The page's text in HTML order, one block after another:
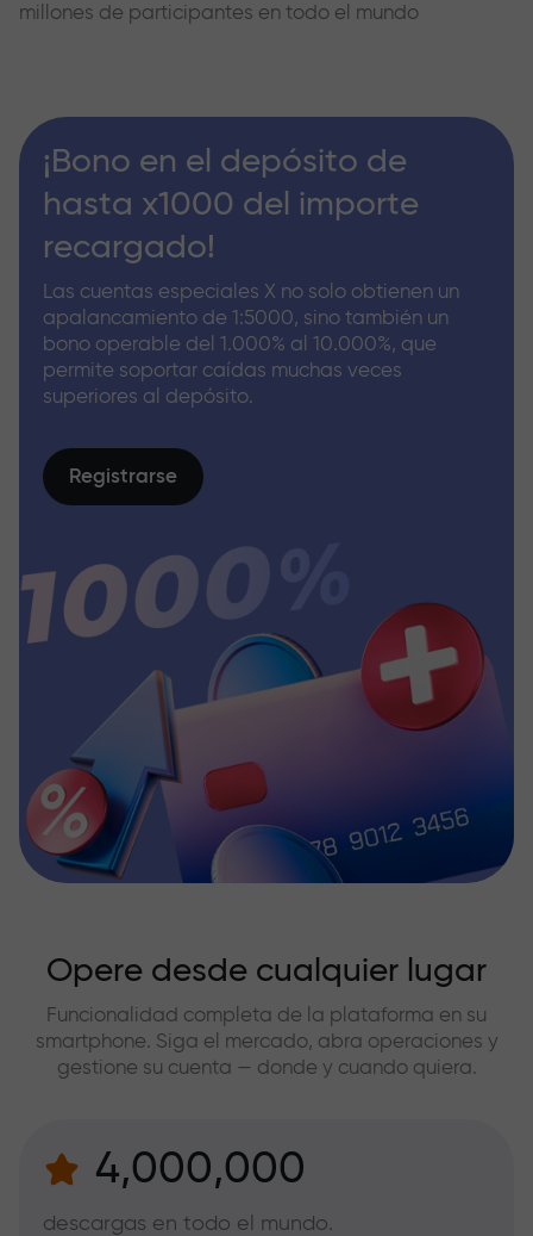
millones de participantes en todo el mundo
¡Bono en el depósito de
hasta x1000 del importe
recargado!
Las cuentas especiales X no solo obtienen un
apalancamiento de 1:5000, sino también un
bono operable del 1.000% al 10.000%, que
permite soportar caídas muchas veces
superiores al depósito.
Registrarse
Opere desde cualquier lugar
Funcionalidad completa de la plataforma en su
smartphone. Siga el mercado, abra operaciones y
gestione su cuenta — donde y cuando quiera.
4,000,000
descargas en todo el mundo.